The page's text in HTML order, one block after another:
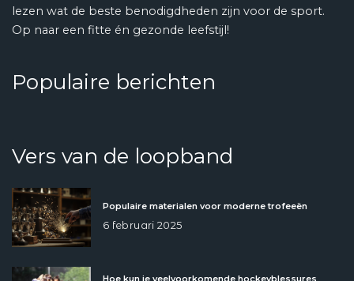
lezen wat de beste benodigdheden zijn voor de sport.
Op naar een fitte én gezonde leefstijl!
Populaire berichten
Vers van de loopband
Populaire materialen voor moderne trofeeën
6 februari 2025
Hoe kun je veelvoorkomende hockeyblessures